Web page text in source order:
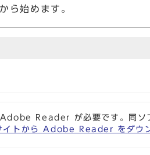
ら始めます。
Reader が必要です。同ソ
トから Adobe Reader をダウン